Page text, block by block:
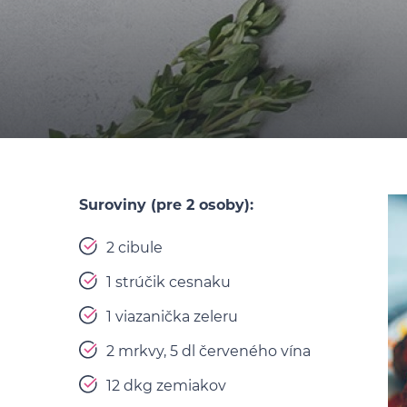
Suroviny (pre 2 osoby):
2 cibule
1 strúčik cesnaku
1 viazanička zeleru
2 mrkvy, 5 dl červeného vína
12 dkg zemiakov